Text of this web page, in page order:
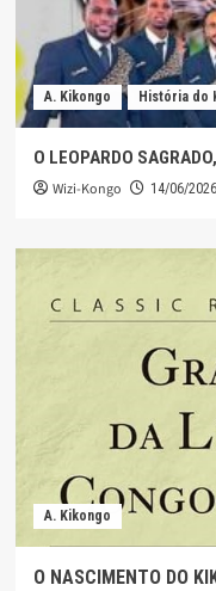
A. Kikongo História do
O LEOPARDO
Wizi-Kongo 14/06/2026
A. Kikongo
O NASCIMENTO DO